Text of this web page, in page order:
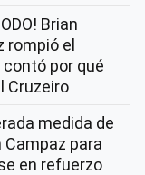
Brian
rompió el
por qué
Cruzeiro
medida de
para
en refuerzo